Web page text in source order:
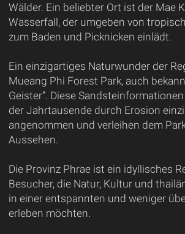
Wälder. Ein beliebter Ort ist der Mae
Wasserfall, der umgeben von
zum Baden und Picknicken einlädt.
Ein einzigartiges Naturwunder der
Mueang Phi Forest Park, auch
Geister“. Diese
der Jahrtausende durch Erosion
angenommen und verleihen dem
Aussehen.
Die Provinz Phrae ist ein idyllisches
Besucher, die Natur, Kultur und
in einer entspannten und weniger
erleben möchten.